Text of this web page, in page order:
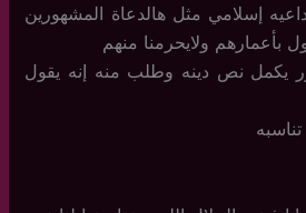
إسلامي مثل هالدعاة المشهورين
بأعمارهم ولايحرمنا منهم
يكمل نص دينه وطلب منه إنه يقول